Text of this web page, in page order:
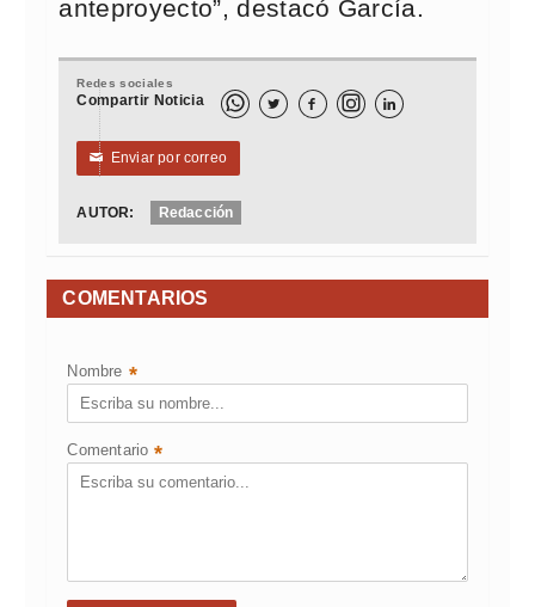
anteproyecto”, destacó García.
Redes sociales
Compartir Noticia   
✉ Enviar por correo
AUTOR: Redacción
COMENTARIOS
Nombre *
Comentario *